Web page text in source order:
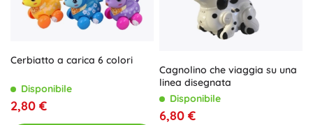
Cerbiatto a carica 6 colori
Disponibile
2,80 €
Cagnolino che viaggia su una
linea disegnata
Disponibile
6,80 €